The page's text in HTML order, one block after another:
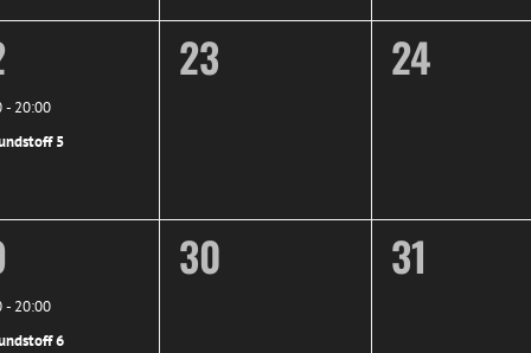
- 20:00
5
0
23
0
24
- 20:00
6
0
30
0
31